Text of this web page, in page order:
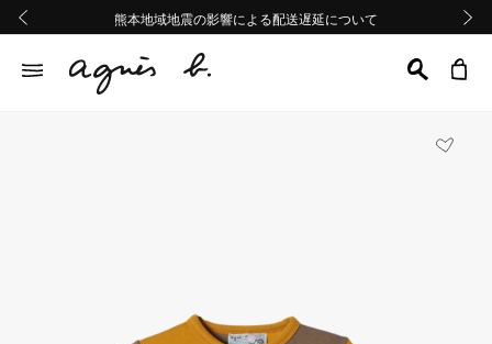
熊本地域地震の影響による配送遅延について
Summer Sale 2buy10%OFF!!
台風13号の影響による配送遅延について
熊本地域地震の影響による配送遅延について
Summer Sale 2buy10%OFF!!